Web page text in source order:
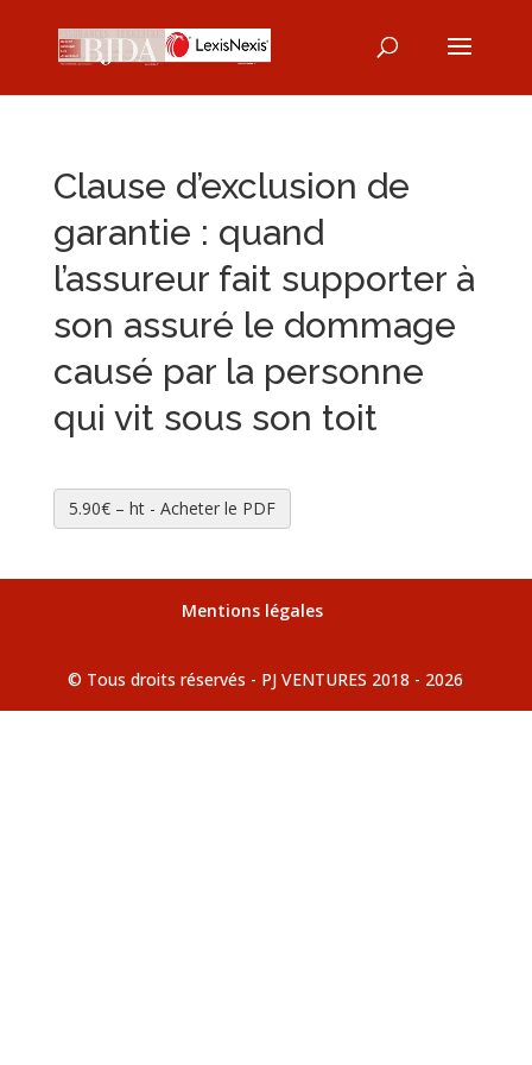
Clause d’exclusion de
garantie : quand
l’assureur fait supporter à
son assuré le dommage
causé par la personne
qui vit sous son toit
5.90€ – ht - Acheter le PDF
Mentions légales
© Tous droits réservés - PJ VENTURES 2018 - 2026